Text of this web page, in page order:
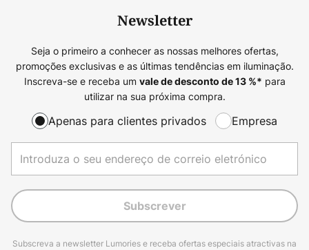
Newsletter
Seja o primeiro a conhecer as nossas melhores ofertas,
promoções exclusivas e as últimas tendências em iluminação.
Inscreva-se e receba um vale de desconto de13%* para
utilizar na sua próxima compra.
Apenas para clientes privados Empresa
Subscrever
Subscreva a newsletter Lumories e receba ofertas especiais atractivas na